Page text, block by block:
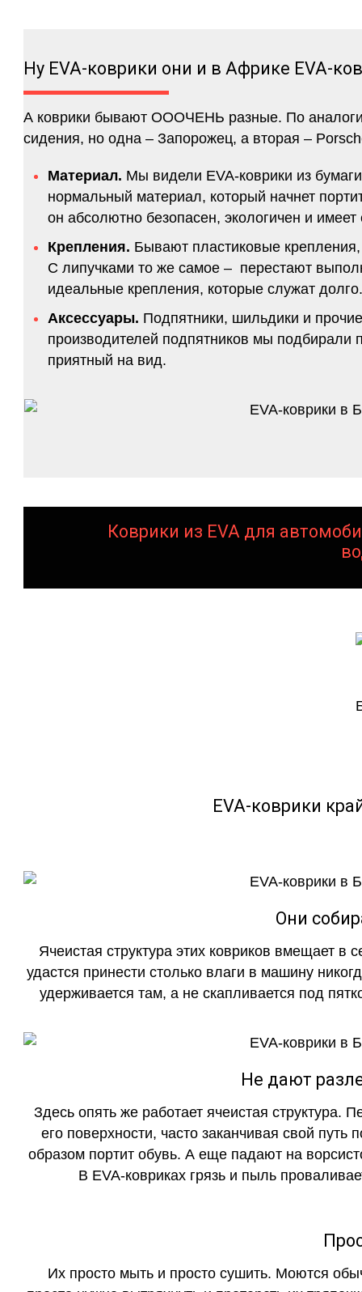
Ну EVA-коврики они и в Африке EVA-
А коврики бывают ОООЧЕНЬ разные. По
сидения, но одна – Запорожец, а вторая –
Материал. Мы видели EVA-коврики из
нормальный материал, который начнет
он абсолютно безопасен, экологичен и
Крепления. Бывают пластиковые
С липучками то же самое – перестают
идеальные крепления, которые служат
Аксессуары. Подпятники, шильдики и
производителей подпятников мы подбирали
приятный на вид.
Коврики из EVA для
EVA-коврики
Они
Ячеистая структура этих ковриков вмещает в
удастся принести столько влаги в машину
удерживается там, а не скапливается под
Не дают
Здесь опять же работает ячеистая структура.
его поверхности, часто заканчивая свой
образом портит обувь. А еще падают на
В EVA-ковриках грязь и пыль
Их просто мыть и просто сушить. Моются